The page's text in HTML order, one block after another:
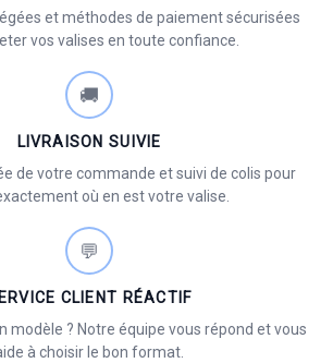
et méthodes de paiement sécurisées
vos valises en toute confiance.
🚚
LIVRAISON SUIVIE
de votre commande et suivi de colis pour
où en est votre valise.
💬
CLIENT RÉACTIF
modèle ? Notre équipe vous répond et vous
à choisir le bon format.